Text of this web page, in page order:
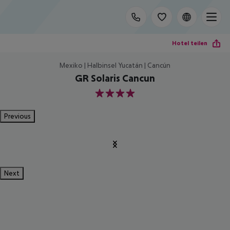
Hotel teilen
Mexiko | Halbinsel Yucatán | Cancún
GR Solaris Cancun
4
Previous
Next